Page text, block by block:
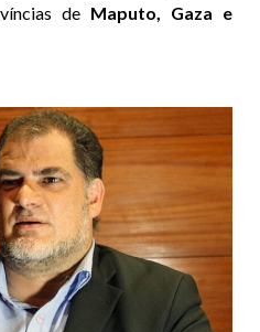
de Maputo, Gaza e